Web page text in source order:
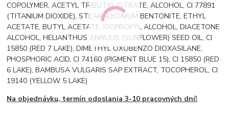
COPOLYMER, ACETYL TRIBUTYL CITRATE, ALCOHOL, CI 77891
(TITANIUM DIOXIDE), STEARALKONIUM BENTONITE, ETHYL
ACETATE, BUTYL ACETATE, ISOPROPYL ALCOHOL, DIACETONE
ALCOHOL, HELIANTHUS ANNUUS (SUNFLOWER) SEED OIL, CI
15850 (RED 7 LAKE), DIMETHYL OXOBENZO DIOXASILANE,
PHOSPHORIC ACID, CI 74160 (PIGMENT BLUE 15), CI 15850 (RED
6 LAKE), BAMBUSA VULGARIS SAP EXTRACT, TOCOPHEROL, CI
19140 (YELLOW 5 LAKE)
Na objednávku, termín odoslania 3-10 pracovných dní!